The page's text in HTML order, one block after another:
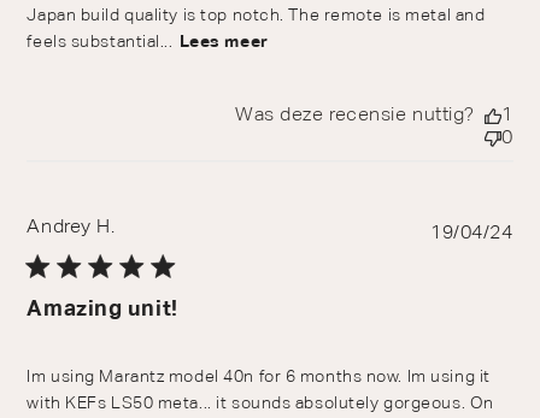
Japan build quality is top notch. The remote is metal and
feels substantial... Lees meer
Was deze recensie nuttig?
1
0
Andrey H.
Amazing unit!
Im using Marantz model 40n for 6 months now. Im using it
with KEFs LS50 meta... it sounds absolutely gorgeous. On
19/04/24